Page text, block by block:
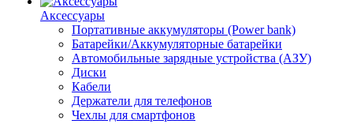
Аксессуары
Портативные аккумуляторы (Power bank)
Батарейки/Аккумуляторные батарейки
Автомобильные зарядные устройства (АЗУ)
Диски
Кабели
Держатели для телефонов
Чехлы для смартфонов